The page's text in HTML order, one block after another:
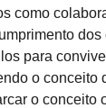
como
para
o conceito
o conceito